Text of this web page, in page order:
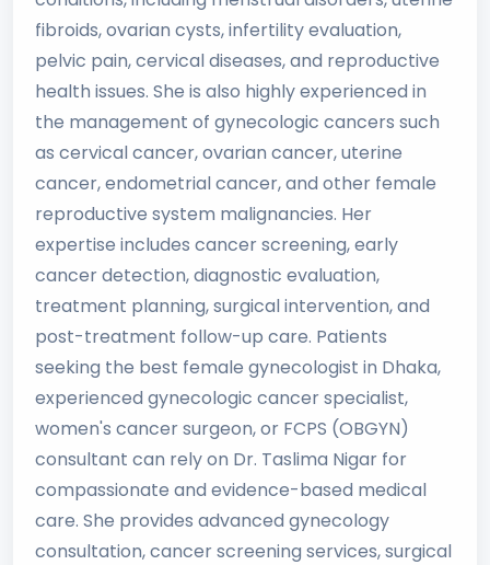
fibroids, ovarian cysts, infertility evaluation,
pelvic pain, cervical diseases, and reproductive
health issues. She is also highly experienced in
the management of gynecologic cancers such
as cervical cancer, ovarian cancer, uterine
cancer, endometrial cancer, and other female
reproductive system malignancies. Her
expertise includes cancer screening, early
cancer detection, diagnostic evaluation,
treatment planning, surgical intervention, and
post-treatment follow-up care. Patients
seeking the best female gynecologist in Dhaka,
experienced gynecologic cancer specialist,
women's cancer surgeon, or FCPS (OBGYN)
consultant can rely on Dr. Taslima Nigar for
compassionate and evidence-based medical
care. She provides advanced gynecology
consultation, cancer screening services, surgical